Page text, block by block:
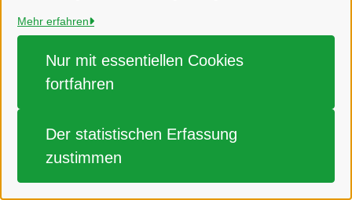
Mehr erfahren
Nur mit essentiellen Cookies
fortfahren
Der statistischen Erfassung
zustimmen
personenbezogenen Daten offengelegt wurden oder noch
(4) die geplante Dauer der Speicherung der Sie
konkrete Angaben hierzu nicht möglich sind, Kriterien für
die Festlegung der Speicherdauer;
(5) das Bestehen eines Rechts auf Berichtigung oder
Löschung der Sie betreffenden personenbezogenen